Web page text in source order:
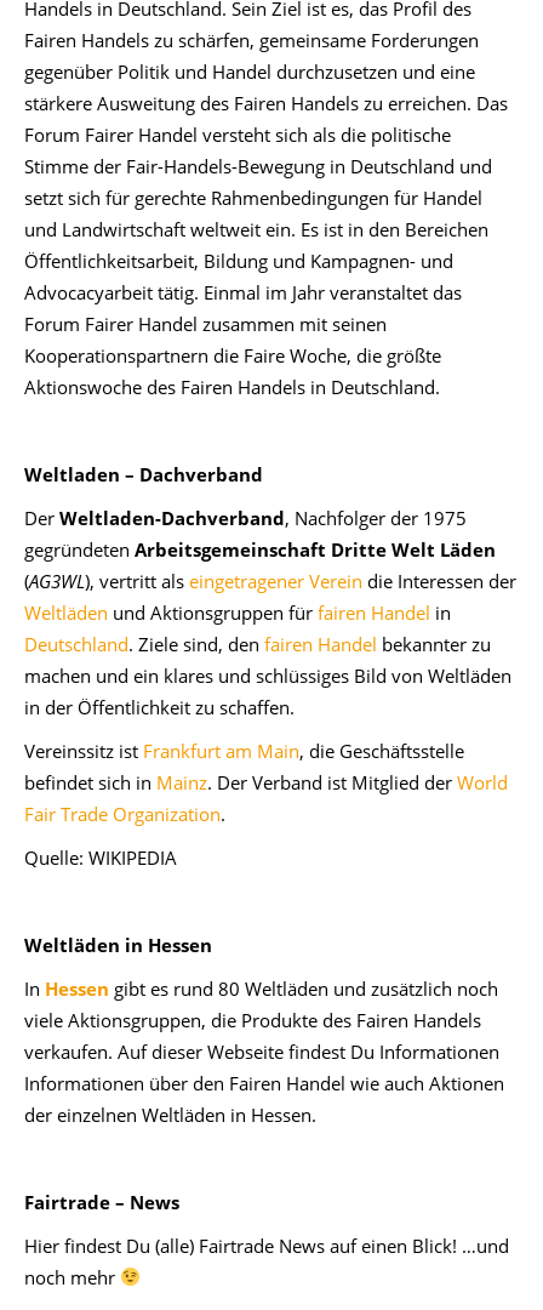
Handels in Deutschland. Sein Ziel ist es, das Profil des
Fairen Handels zu schärfen, gemeinsame Forderungen
gegenüber Politik und Handel durchzusetzen und eine
stärkere Ausweitung des Fairen Handels zu erreichen. Das
Forum Fairer Handel versteht sich als die politische
Stimme der Fair-Handels-Bewegung in Deutschland und
setzt sich für gerechte Rahmenbedingungen für Handel
und Landwirtschaft weltweit ein. Es ist in den Bereichen
Öffentlichkeitsarbeit, Bildung und Kampagnen- und
Advocacyarbeit tätig. Einmal im Jahr veranstaltet das
Forum Fairer Handel zusammen mit seinen
Kooperationspartnern die Faire Woche, die größte
Aktionswoche des Fairen Handels in Deutschland.
Weltladen – Dachverband
Der Weltladen-Dachverband, Nachfolger der 1975
gegründeten Arbeitsgemeinschaft Dritte Welt Läden
(AG3WL), vertritt als eingetragener Verein die Interessen der
Weltläden und Aktionsgruppen für fairen Handel in
Deutschland. Ziele sind, den fairen Handel bekannter zu
machen und ein klares und schlüssiges Bild von Weltläden
in der Öffentlichkeit zu schaffen.
Vereinssitz ist Frankfurt am Main, die Geschäftsstelle
befindet sich in Mainz. Der Verband ist Mitglied der World
Fair Trade Organization.
Quelle: WIKIPEDIA
Weltläden in Hessen
In Hessen gibt es rund 80 Weltläden und zusätzlich noch
viele Aktionsgruppen, die Produkte des Fairen Handels
verkaufen. Auf dieser Webseite findest Du Informationen
Informationen über den Fairen Handel wie auch Aktionen
der einzelnen Weltläden in Hessen.
Fairtrade – News
Hier findest Du (alle) Fairtrade News auf einen Blick! …und
noch mehr